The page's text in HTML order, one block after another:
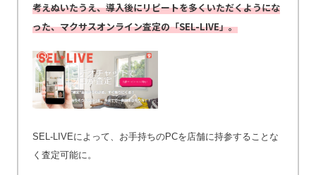
考えぬいたうえ、導入後にリピートを多くいただくようにな
った、マクサスオンライン査定の「SEL-LIVE」。
SEL-LIVEによって、お手持ちのPCを店舗に持参することな
く査定可能に。